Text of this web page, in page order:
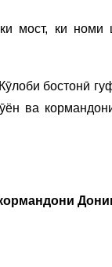
мост, ки
бостонӣ
ва